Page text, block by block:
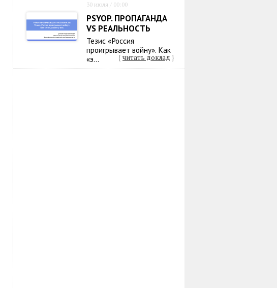
30 июля / 00:00
PSYOP. ПРОПАГАНДА
VS РЕАЛЬНОСТЬ
Тезис «Россия
проигрывает войну». Как
«э...
{ читать доклад }